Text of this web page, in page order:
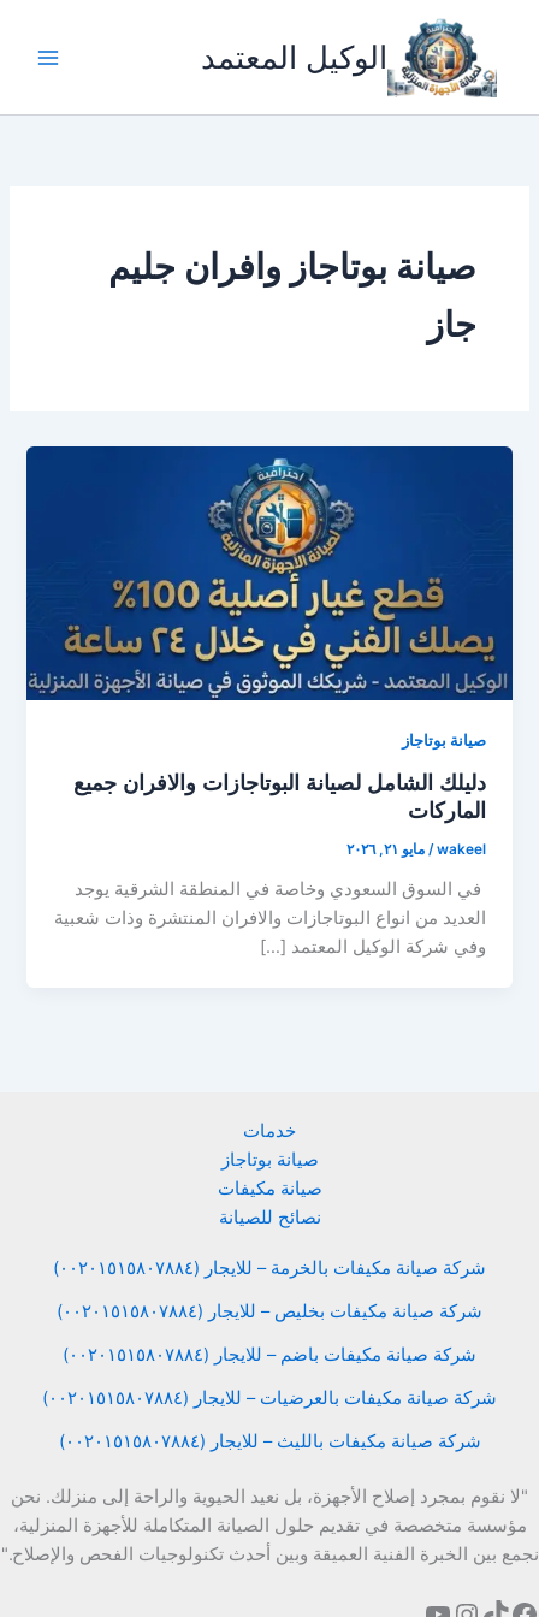
المحتوى
الوكيل المعتمد
صيانة بوتاجاز وافران جليم
جاز
صيانة بوتاجاز
دليلك الشامل لصيانة البوتاجازات والافران جميع
الماركات
wakeel
/مايو ٢١, ٢٠٢٦
في السوق السعودي وخاصة في المنطقة الشرقية يوجد
العديد من انواع البوتاجازات والافران المنتشرة وذات شعبية
وفي شركة الوكيل المعتمد […]
خدمات
صيانة بوتاجاز
صيانة مكيفات
نصائح للصيانة
شركة صيانة مكيفات بالخرمة – للايجار (٠٠٢٠١٥١٥٨٠٧٨٨٤)
شركة صيانة مكيفات بخليص – للايجار (٠٠٢٠١٥١٥٨٠٧٨٨٤)
شركة صيانة مكيفات باضم – للايجار (٠٠٢٠١٥١٥٨٠٧٨٨٤)
شركة صيانة مكيفات بالعرضيات – للايجار (٠٠٢٠١٥١٥٨٠٧٨٨٤)
شركة صيانة مكيفات بالليث – للايجار (٠٠٢٠١٥١٥٨٠٧٨٨٤)
"لا نقوم بمجرد إصلاح الأجهزة، بل نعيد الحيوية والراحة إلى منزلك. نحن
مؤسسة متخصصة في تقديم حلول الصيانة المتكاملة للأجهزة المنزلية،
نجمع بين الخبرة الفنية العميقة وبين أحدث تكنولوجيات الفحص والإصلاح."